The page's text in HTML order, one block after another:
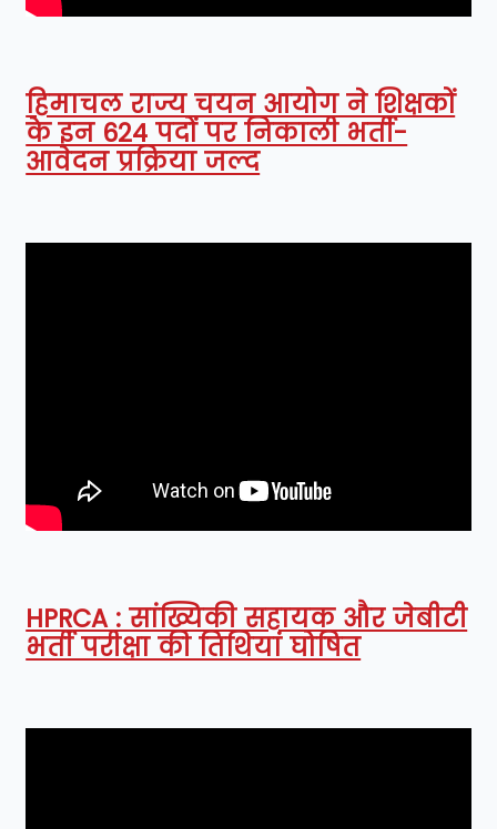
हिमाचल राज्य चयन आयोग ने शिक्षकों
के इन 624 पदों पर निकाली भर्ती-
आवेदन प्रक्रिया जल्द
HPRCA : सांख्यिकी सहायक और जेबीटी
भर्ती परीक्षा की तिथियां घोषित